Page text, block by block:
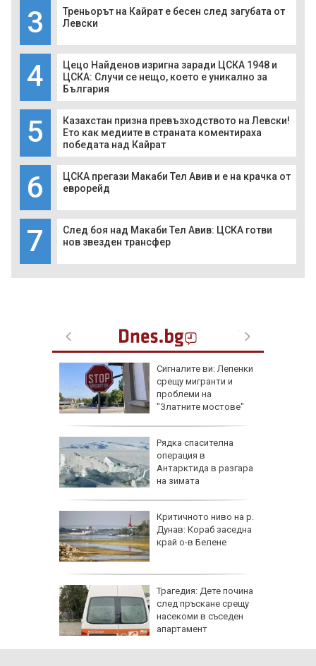
3
Треньорът на Кайрат е бесен след загубата от
Левски
4
Цецо Найденов изригна заради ЦСКА 1948 и
ЦСКА: Случи се нещо, което е уникално за
България
5
Казахстан призна превъзходството на Левски!
Ето как медиите в страната коментираха
победата над Кайрат
6
ЦСКА прегази Макаби Тел Авив и е на крачка от
еврорейд
7
След боя над Макаби Тел Авив: ЦСКА готви
нов звезден трансфер
Сигналите ви: Лепенки
срещу мигранти и
проблеми на
"Златните мостове"
Рядка спасителна
операция в
Антарктида в разгара
на зимата
Критичното ниво на р.
Дунав: Кораб заседна
край о-в Белене
Трагедия: Дете почина
след пръскане срещу
насекоми в съседен
апартамент